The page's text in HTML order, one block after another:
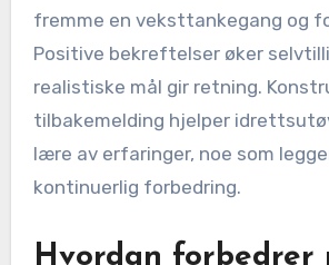
fremme en veksttankegang og
Positive bekreftelser øker
realistiske mål gir retning.
tilbakemelding hjelper
lære av erfaringer, noe som
kontinuerlig forbedring.
Hvordan forbedrer